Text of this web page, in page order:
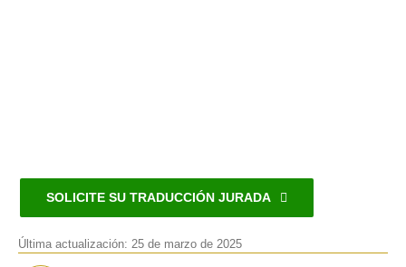
SOLICITE SU TRADUCCIÓN JURADA
Última actualización: 25 de marzo de 2025